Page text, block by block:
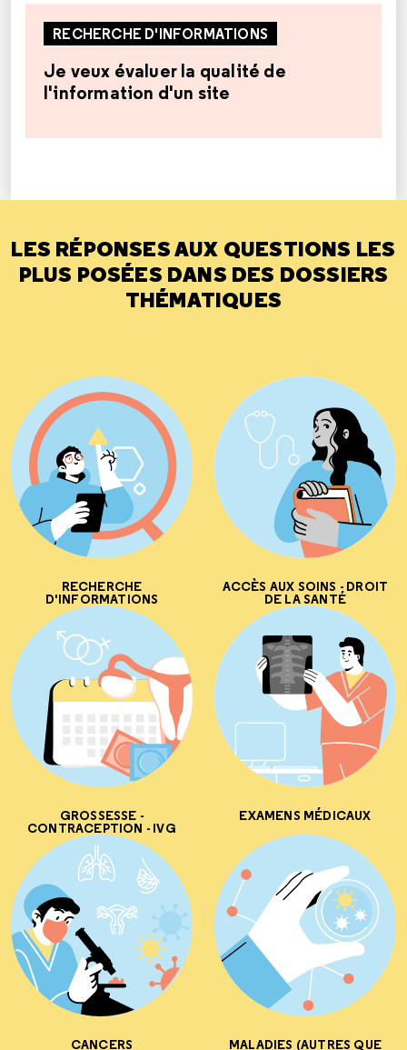
RECHERCHE D'INFORMATIONS
Je veux évaluer la qualité de
l'information d'un site
LES RÉPONSES AUX QUESTIONS LES
PLUS POSÉES DANS DES DOSSIERS
THÉMATIQUES
RECHERCHE
D'INFORMATIONS
ACCÈS AUX SOINS - DROIT
DE LA SANTÉ
GROSSESSE -
CONTRACEPTION - IVG
EXAMENS MÉDICAUX
CANCERS MALADIES (AUTRES QUE